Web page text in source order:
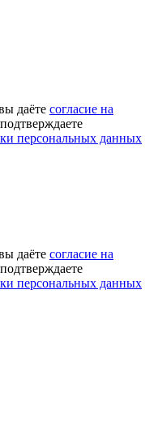
даёте согласие на
персональных данных
даёте согласие на
персональных данных